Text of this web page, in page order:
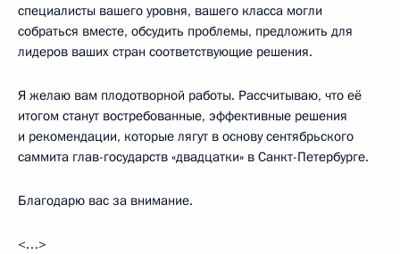
специалисты вашего уровня, вашего класса могли
собраться вместе, обсудить проблемы, предложить для
лидеров ваших стран соответствующие решения.
Я желаю вам плодотворной работы. Рассчитываю, что её
итогом станут востребованные, эффективные решения
и рекомендации, которые лягут в основу сентябрьского
саммита глав-государств «двадцатки» в Санкт-Петербурге.
Благодарю вас за внимание.
<…>